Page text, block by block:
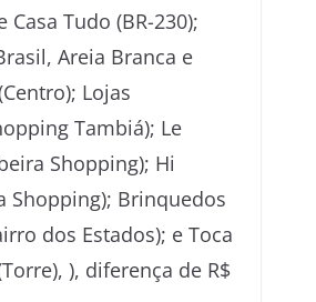
Casa Tudo (BR-230);
Areia Branca e
Lojas
Tambiá); Le
Shopping); Hi
Shopping); Brinquedos
dos Estados); e Toca
), diferença de R$